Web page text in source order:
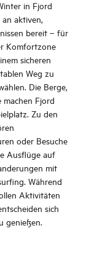
in Fjord
aktiven,
bereit – für
Komfortzone
sicheren
Weg zu
Die Berge,
machen Fjord
Zu den
oder Besuche
Ausflüge auf
mit
Während
Aktivitäten
sich
genießen.